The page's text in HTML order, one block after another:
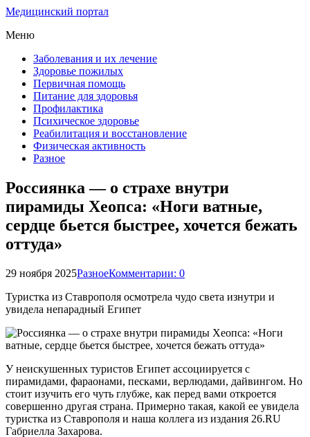
Медицинский портал
Меню
Заболевания и их лечение
Здоровье пожилых
Первичная помощь
Питание для здоровья
Профилактика
Психическое здоровье
Реабилитация и восстановление
Физическая активность
Разное
Россиянка — о страхе внутри
пирамиды Хеопса: «Ноги ватные,
сердце бьется быстрее, хочется бежать
оттуда»
29 ноября 2025РазноеКомментарии: 0
Туристка из Ставрополя осмотрела чудо света изнутри и
увидела непарадный Египет
У неискушенных туристов Египет ассоциируется с
пирамидами, фараонами, песками, верлюдами, дайвингом. Но
стоит изучить его чуть глубже, как перед вами откроется
совершенно другая страна. Примерно такая, какой ее увидела
туристка из Ставрополя и наша коллега из издания 26.RU
Габриелла Захарова.